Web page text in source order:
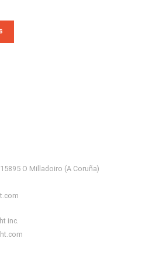
O Milladoiro (A Coruña)
inc.